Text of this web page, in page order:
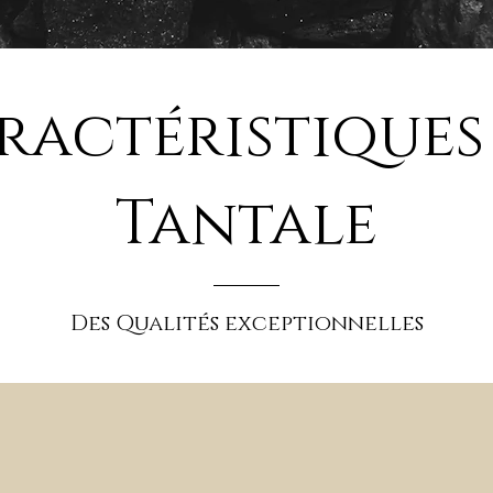
Tantale
Des Qualités exceptionnelles